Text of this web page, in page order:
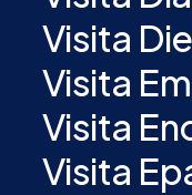
Visita
Visita
Visita
Visita